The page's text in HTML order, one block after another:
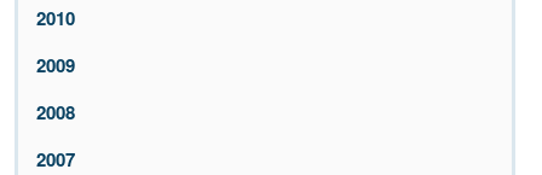
2010
2009
2008
2007